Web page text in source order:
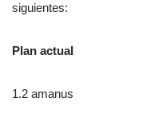
siguientes:
Plan actual
1.2 amanus